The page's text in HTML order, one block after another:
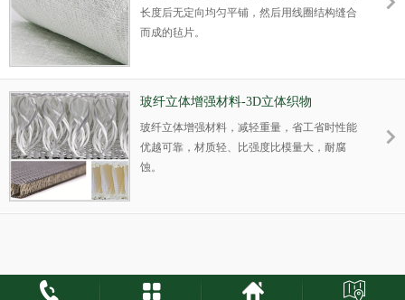
长度后无定向均匀平铺，然后用线圈结构缝合
而成的毡片。
玻纤立体增强材料-3D立体织物
玻纤立体增强材料，减轻重量，省工省时性能
优越可靠，材质轻、比强度比模量大，耐腐
蚀。